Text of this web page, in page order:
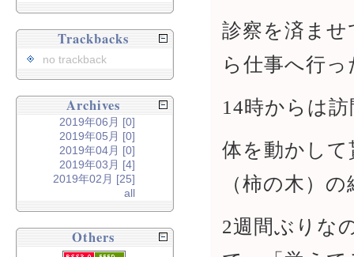
診察を済ま
ら仕事へ行っ
14時からは
体を動かし
（柿の木）
2週間ぶりな
Trackbacks
no trackback
Archives
2019年06月 [0]
2019年05月 [0]
2019年04月 [0]
2019年03月 [4]
2019年02月 [25]
all
Others